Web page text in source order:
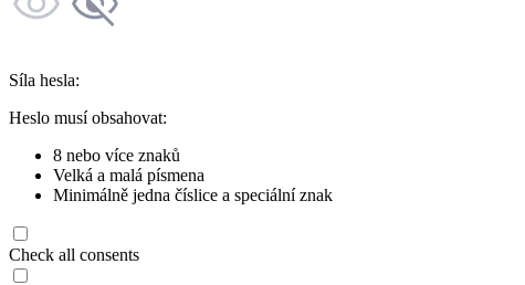
Síla hesla:
Heslo musí obsahovat:
8 nebo více znaků
Velká a malá písmena
Minimálně jedna číslice a speciální znak
Check all consents